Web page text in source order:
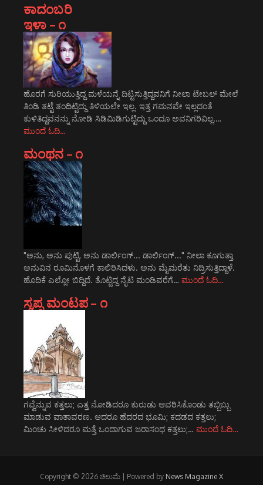
ಕಾದಂಬರಿ
ಇಳಾ – ೧
ಹೊರಗೆ ಸುರಿಯುತ್ತಿದ್ದ ಮಳೆಯನ್ನೆ ದಿಟ್ಟಿಸುತ್ತಿದ್ದವನಿಗೆ ನೀಲಾ ಟೇಬಲ್ ಮೇಲೆ
ತಿಂಡಿ ತಟ್ಟೆ ತಂದಿಟ್ಟಿದ್ದು ತಿಳಿಯಲೇ ಇಲ್ಲ. ಇತ್ತ ಗಮನವೇ ಇಲ್ಲದಂತೆ
ಕುಳಿತಿದ್ದವನನ್ನು ನೋಡಿ ಸಿಡಿಮಿಡಿಗುಟ್ಟಿದ್ದು ಒಂದೂ ಅವನಿಗರಿವಿಲ್ಲ.…
ಮುಂದೆ ಓದಿ…
ಮಂಥನ – ೧
"ಅನು, ಅನು ಪುಟ್ಟಿ, ಅನು ಡಾರ್ಲಿಂಗ್... ಡಾರ್ಲಿಂಗ್..." ನೀಲಾ ಕೂಗುತ್ತಾ
ಅನುವಿನ ರೂಮಿನೊಳಗೆ ಕಾಲಿರಿಸಿದಳು. ಅನು ಮೈಮರೆತು ನಿದ್ರಿಸುತ್ತಿದ್ದಾಳೆ.
ಹೊದಿಕೆ ಎಲ್ಲೋ ಬಿದ್ದಿದೆ. ತೊಟ್ಟಿದ್ದ ನೈಟಿ ಮಂಡಿವರೆಗೆ… ಮುಂದೆ ಓದಿ…
ಸ್ವಪ್ನ ಮಂಟಪ – ೧
ಗವ್ವೆನ್ನುವ ಕತ್ತಲು; ಎತ್ತ ನೋಡಿದರೂ ಕುರುಡು ಆವರಿಸಿಕೊಂಡು ತಬ್ಬಿಬ್ಬು
ಮಾಡುವ ವಾತಾವರಣ. ಆದರೂ ಹೆದರದ ಭೂಮಿ; ಕದಡದ ಕತ್ತಲು;
ಮಿಂಚು ಸೀಳಿದರೂ ಮತ್ತೆ ಒಂದಾಗುವ ಜರಾಸಂಧ ಕತ್ತಲು;… ಮುಂದೆ ಓದಿ…
Copyright © 2026 ಚಿಲುಮೆ | Powered by News Magazine X